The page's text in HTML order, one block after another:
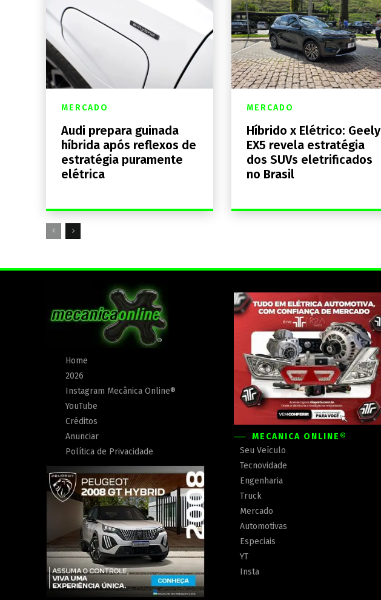
MERCADO
Audi prepara guinada
híbrida após reflexos de
estratégia puramente
elétrica
MERCADO
Híbrido x Elétrico: Geely
EX5 revela estratégia
dos SUVs eletrificados
no Brasil
Home
2026
Instagram Mecânica Online®
YouTube
Créditos
Anunciar
Política de Privacidade
MECÂNICA ONLINE®
Seu Veículo
Tecnovidade
Engenharia
Truck
Mercado
Automotivas
Especiais
YT
Insta